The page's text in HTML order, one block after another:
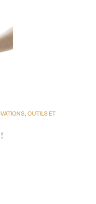
,OUTILS ET